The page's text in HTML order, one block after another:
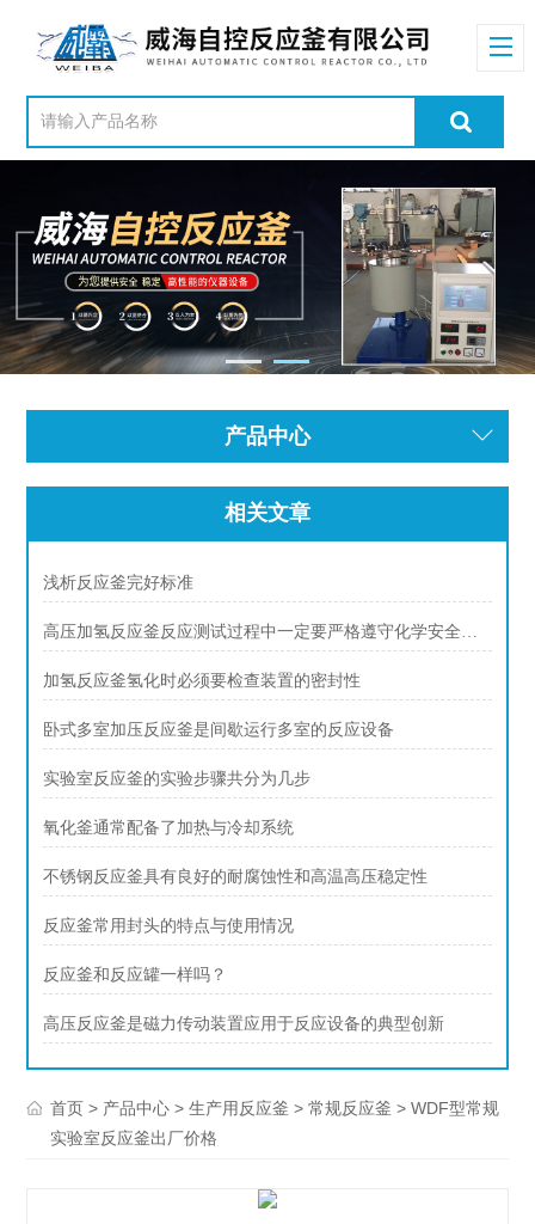
产品中心
相关文章
浅析反应釜完好标准
高压加氢反应釜反应测试过程中一定要严格遵守化学安全规范
加氢反应釜氢化时必须要检查装置的密封性
卧式多室加压反应釜是间歇运行多室的反应设备
实验室反应釜的实验步骤共分为几步
氧化釜通常配备了加热与冷却系统
不锈钢反应釜具有良好的耐腐蚀性和高温高压稳定性
反应釜常用封头的特点与使用情况
反应釜和反应罐一样吗？
高压反应釜是磁力传动装置应用于反应设备的典型创新
首页 > 产品中心 >生产用反应釜 >常规反应釜 > WDF型常规
实验室反应釜出厂价格